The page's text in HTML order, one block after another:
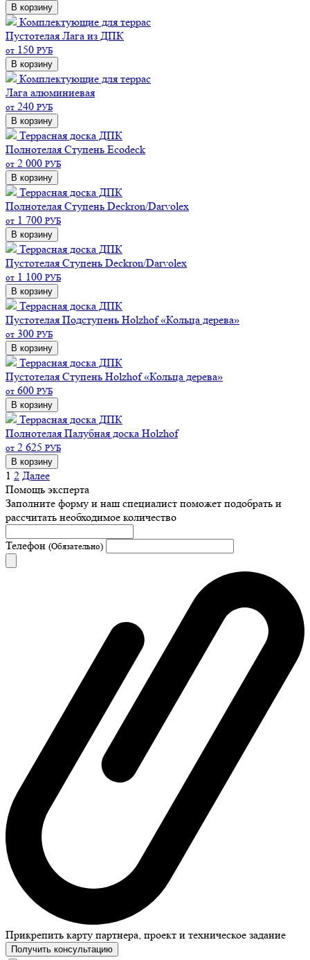
В корзину
Комплектующие для террас
Пустотелая Лага из ДПК
от 150 РУБ
В корзину
Комплектующие для террас
Лага алюминиевая
от 240 РУБ
В корзину
Террасная доска ДПК
Полнотелая Ступень Ecodeck
от 2 000 РУБ
В корзину
Террасная доска ДПК
Полнотелая Ступень Deckron/Darvolex
от 1 700 РУБ
В корзину
Террасная доска ДПК
Пустотелая Ступень Deckron/Darvolex
от 1 100 РУБ
В корзину
Террасная доска ДПК
Пустотелая Подступень Holzhof «Кольца дерева»
от 300 РУБ
В корзину
Террасная доска ДПК
Пустотелая Ступень Holzhof «Кольца дерева»
от 600 РУБ
В корзину
Террасная доска ДПК
Полнотелая Палубная доска Holzhof
от 2 625 РУБ
В корзину
1 2 Далее
Помощь эксперта
Заполните форму и наш специалист поможет подобрать и
рассчитать необходимое количество
Телефон (Обязательно)
Прикрепить карту партнера, проект и техническое задание
Получить консультацию